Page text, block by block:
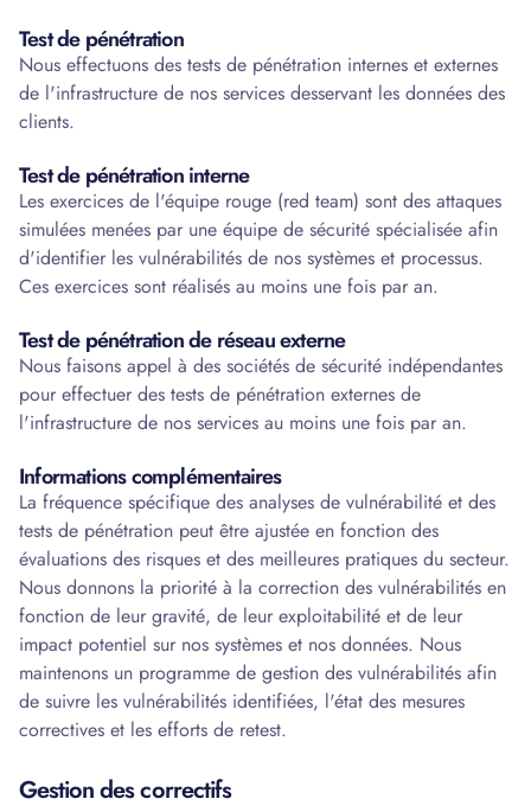
Test de pénétration
Nous effectuons des tests de pénétration internes et externes
de l'infrastructure de nos services desservant les données des
clients.
Test de pénétration interne
Les exercices de l'équipe rouge (red team) sont des attaques
simulées menées par une équipe de sécurité spécialisée afin
d'identifier les vulnérabilités de nos systèmes et processus.
Ces exercices sont réalisés au moins une fois par an.
Test de pénétration de réseau externe
Nous faisons appel à des sociétés de sécurité indépendantes
pour effectuer des tests de pénétration externes de
l'infrastructure de nos services au moins une fois par an.
Informations complémentaires
La fréquence spécifique des analyses de vulnérabilité et des
tests de pénétration peut être ajustée en fonction des
évaluations des risques et des meilleures pratiques du secteur.
Nous donnons la priorité à la correction des vulnérabilités en
fonction de leur gravité, de leur exploitabilité et de leur
impact potentiel sur nos systèmes et nos données. Nous
maintenons un programme de gestion des vulnérabilités afin
de suivre les vulnérabilités identifiées, l'état des mesures
correctives et les efforts de retest.
Gestion des correctifs